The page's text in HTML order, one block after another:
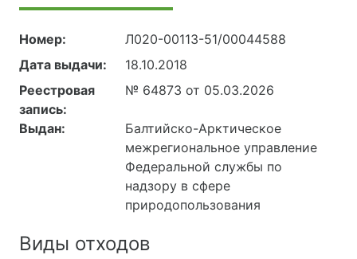
Номер:
Л020-00113-51/00044588
Дата выдачи:
18.10.2018
Реестровая
запись:
№ 64873 от 05.03.2026
Выдан:
Балтийско-Арктическое
межрегиональное управление
Федеральной службы по
надзору в сфере
природопользования
Виды отходов